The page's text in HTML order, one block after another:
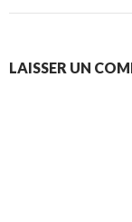
LAISSER UN